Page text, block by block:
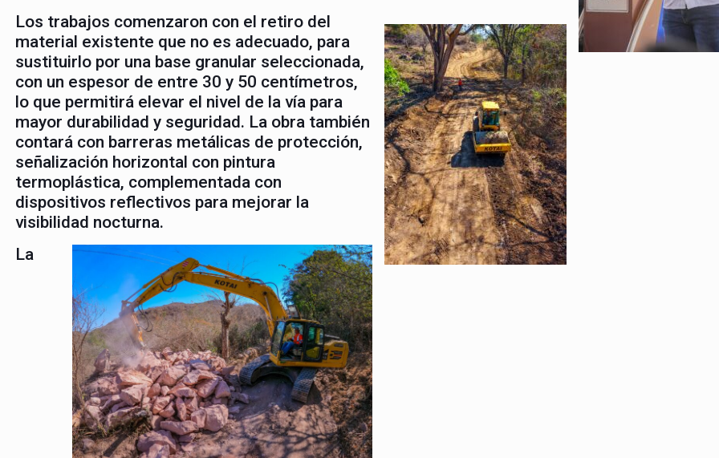
Los trabajos comenzaron con el retiro del
material existente que no es adecuado, para
sustituirlo por una base granular seleccionada,
con un espesor de entre 30 y 50 centímetros,
lo que permitirá elevar el nivel de la vía para
mayor durabilidad y seguridad. La obra también
contará con barreras metálicas de protección,
señalización horizontal con pintura
termoplástica, complementada con
dispositivos reflectivos para mejorar la
visibilidad nocturna.
La